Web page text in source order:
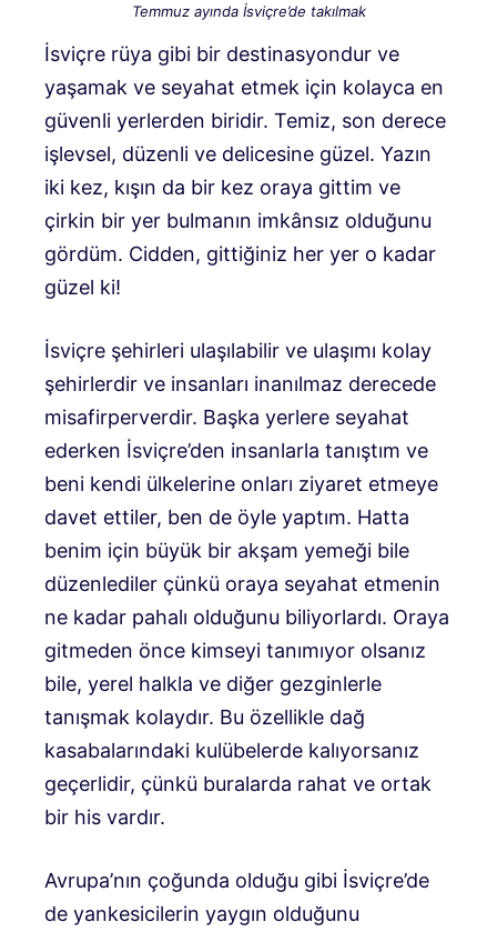
Temmuz ayında İsviçre’de takılmak
İsviçre rüya gibi bir destinasyondur ve
yaşamak ve seyahat etmek için kolayca en
güvenli yerlerden biridir. Temiz, son derece
işlevsel, düzenli ve delicesine güzel. Yazın
iki kez, kışın da bir kez oraya gittim ve
çirkin bir yer bulmanın imkânsız olduğunu
gördüm. Cidden, gittiğiniz her yer o kadar
güzel ki!
İsviçre şehirleri ulaşılabilir ve ulaşımı kolay
şehirlerdir ve insanları inanılmaz derecede
misafirperverdir. Başka yerlere seyahat
ederken İsviçre’den insanlarla tanıştım ve
beni kendi ülkelerine onları ziyaret etmeye
davet ettiler, ben de öyle yaptım. Hatta
benim için büyük bir akşam yemeği bile
düzenlediler çünkü oraya seyahat etmenin
ne kadar pahalı olduğunu biliyorlardı. Oraya
gitmeden önce kimseyi tanımıyor olsanız
bile, yerel halkla ve diğer gezginlerle
tanışmak kolaydır. Bu özellikle dağ
kasabalarındaki kulübelerde kalıyorsanız
geçerlidir, çünkü buralarda rahat ve ortak
bir his vardır.
Avrupa’nın çoğunda olduğu gibi İsviçre’de
de yankesicilerin yaygın olduğunu